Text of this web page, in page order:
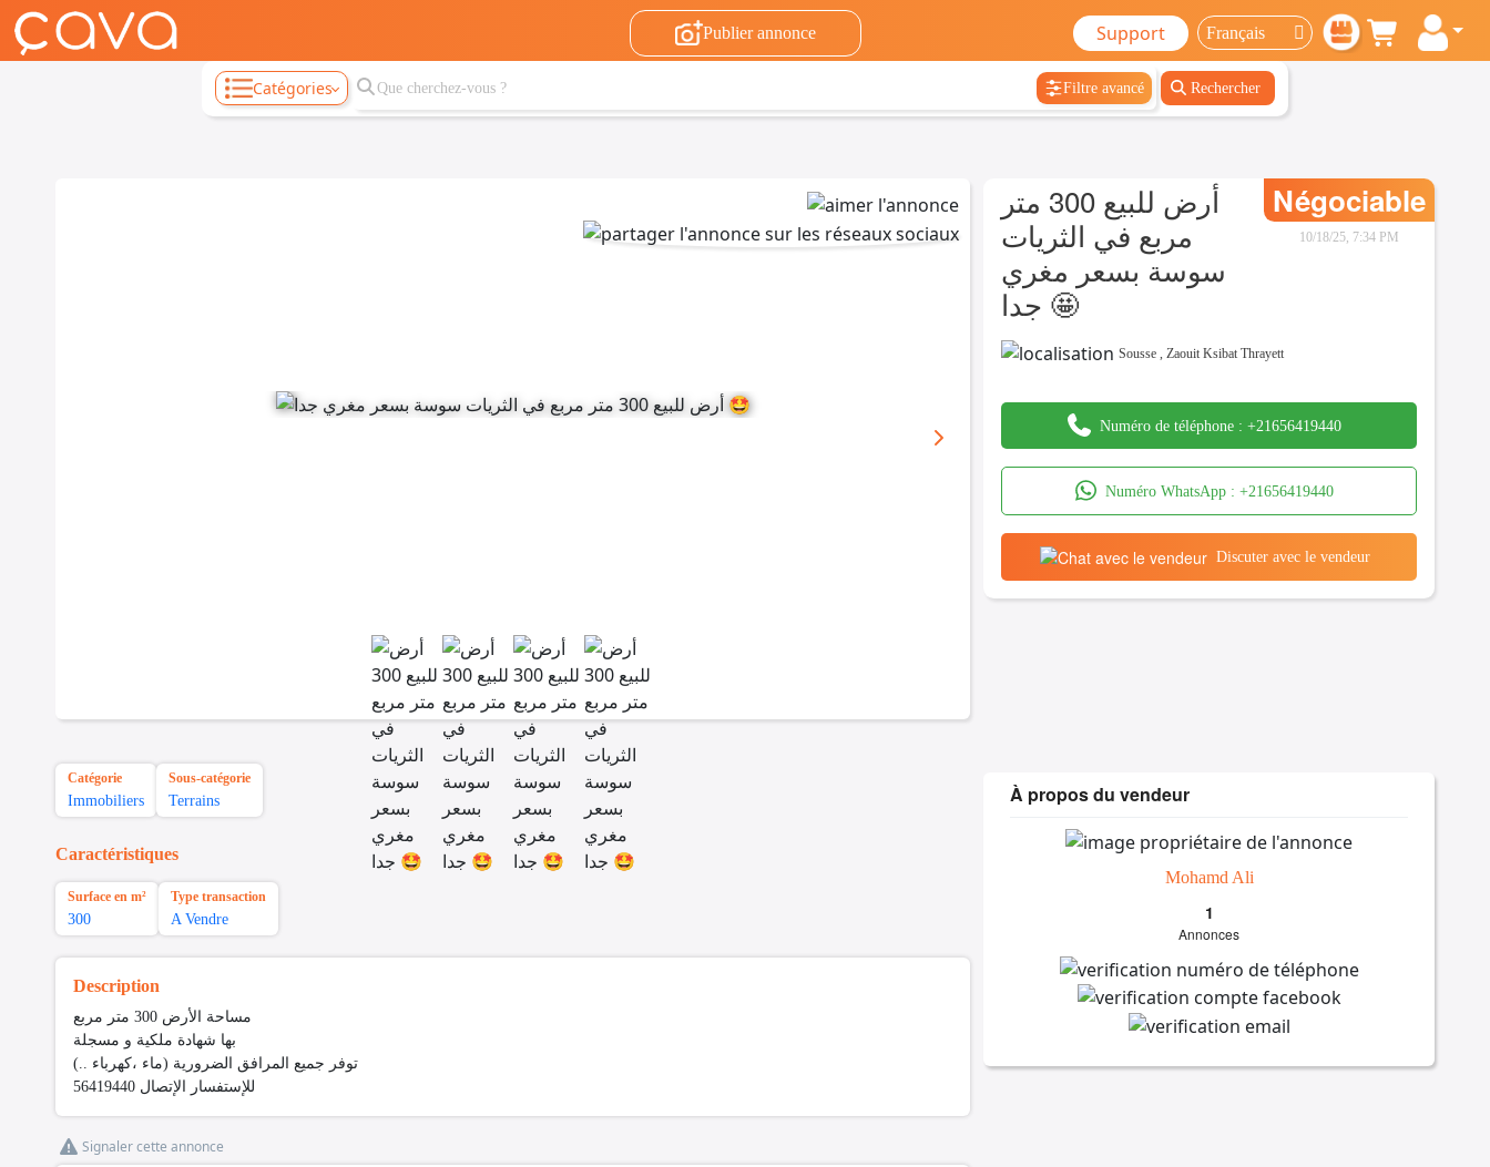
Publier annonce Support
Catégories Filtre avancé Rechercher
أرض للبيع 300 متر
مربع في الثريات
سوسة بسعر مغري
جدا 🤩
Négociable
10/18/25, 7:34 PM
Sousse ,Zaouit Ksibat Thrayett
Numéro de téléphone :+21656419440
Numéro WhatsApp : +21656419440
Discuter avec le vendeur
Catégorie
Immobiliers
Sous-catégorie
Terrains
Caractéristiques
Surface en m²
300
Type transaction
A Vendre
Description
توفر جميع المرافق الضرورية (ماء ،كهرباء ..)
للإستفسار الإتصال 56419440
Signaler cette annonce
À propos du vendeur
Mohamd Ali
1
Annonces